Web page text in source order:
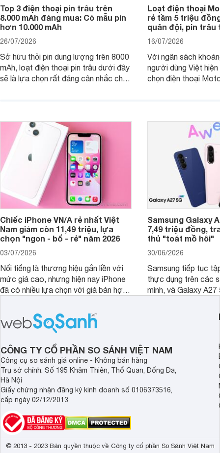
Top 3 điện thoại pin trâu trên
8.000 mAh đáng mua: Có mẫu pin
hơn 10.000 mAh
26/07/2026
Sở hữu thỏi pin dung lượng trên 8000
mAh, loạt điện thoại pin trâu dưới đây
sẽ là lựa chọn rất đáng cân nhắc cho
Loạt điện thoại
rẻ tầm 5 triệu
quân đội, pin trâu
16/07/2026
Với ngân sách
người dùng Việt
chọn điện thoại
Chiếc iPhone VN/A rẻ nhất Việt
Nam giảm còn 11,49 triệu, lựa
chọn "ngon - bổ - rẻ" năm 2026
03/07/2026
Nổi tiếng là thương hiệu gắn liền với
mức giá cao, nhưng hiện nay iPhone
đã có nhiều lựa chọn với giá bán hợp
cận sản phẩm chính hãng.
Samsung Galaxy
7,49 triệu đồng,
thủ "toát mồ hôi"
30/06/2026
Samsung tiếp tục
thực dụng trên các
mình, và Galaxy
tới cho người dùng
lượng với nhiều
CÔNG TY CỔ PHẦN SO SÁNH VIỆT NAM
Công cụ so sánh giá online - Không bán hàng
Trụ sở chính: Số 195 Khâm Thiên, Thổ Quan, Đống Đa,
Hà Nội
Giấy chứng nhận đăng ký kinh doanh số 0106373516,
cấp ngày 02/12/2013
© 2013 - 2023 Bản quyền thuộc về Công ty cổ phần So Sánh Việt Nam